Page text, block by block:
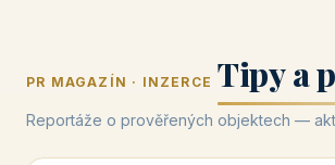
PR MAGAZÍN · INZERCE Tipy a
Reportáže o prověřených objektech —